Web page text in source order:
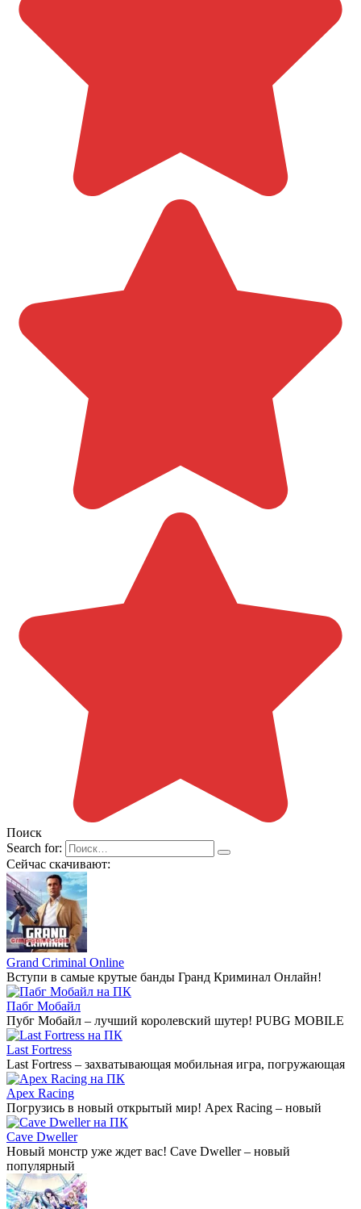
Поиск
Search for:
Сейчас скачивают:
Grand Criminal Online
Вступи в самые крутые банды Гранд Криминал Онлайн!
Пабг Мобайл
Пубг Мобайл – лучший королевский шутер! PUBG MOBILE
Last Fortress
Last Fortress – захватывающая мобильная игра, погружающая
Apex Racing
Погрузись в новый открытый мир! Apex Racing – новый
Cave Dweller
Новый монстр уже ждет вас! Cave Dweller – новый
популярный